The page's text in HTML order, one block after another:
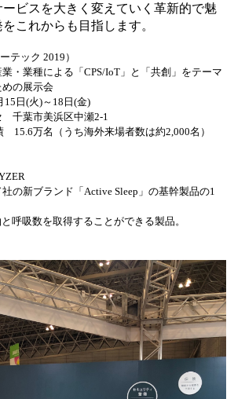
ビスを大きく変えていく革新的で魅
これからも目指します。
ーテック 2019）
業種による「CPS/IoT」と「共創」をテーマ
めの展示会
15 日 (火)～ 18 日 (金)
葉市美浜区中瀬2-1
15.6万名（うち海外来場者数は約2,000名）
新ブランド「Active Sleep」の基幹製品の1
吸数を取得することができる製品。